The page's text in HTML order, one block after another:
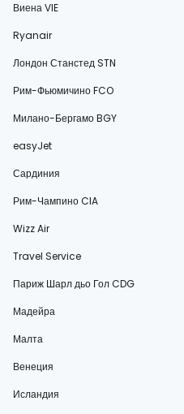
Виена VIE
Ryanair
Лондон Станстед STN
Рим-Фьюмичино FCO
Милано-Бергамо BGY
easyJet
Сардиния
Рим-Чампино CIA
Wizz Air
Travel Service
Париж Шарл дьо Гол CDG
Мадейра
Малта
Венеция
Исландия